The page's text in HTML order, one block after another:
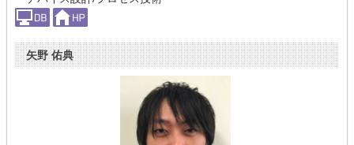
矢野 佑典